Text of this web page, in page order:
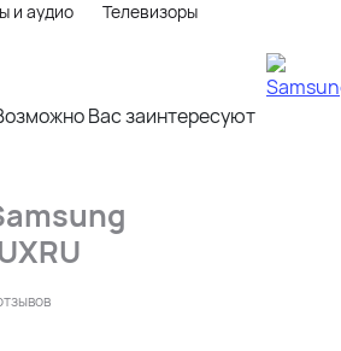
и аудио Телевизоры
Вас заинтересуют